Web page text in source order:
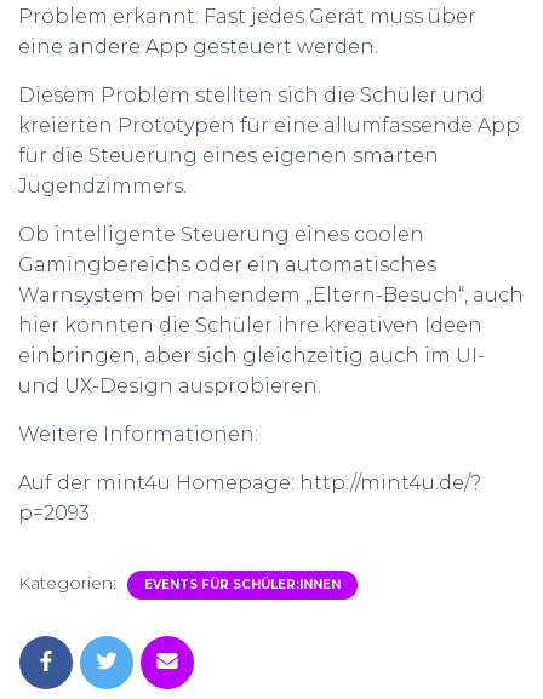
Problem erkannt: Fast jedes Gerät muss über
eine andere App gesteuert werden.
Diesem Problem stellten sich die Schüler und
kreierten Prototypen für eine allumfassende App
für die Steuerung eines eigenen smarten
Jugendzimmers.
Ob intelligente Steuerung eines coolen
Gamingbereichs oder ein automatisches
Warnsystem bei nahendem „Eltern-Besuch“, auch
hier konnten die Schüler ihre kreativen Ideen
einbringen, aber sich gleichzeitig auch im UI-
und UX-Design ausprobieren.
Weitere Informationen:
Auf der mint4u Homepage: http://mint4u.de/?
p=2093
Kategorien: EVENTS FÜR SCHÜLER:INNEN